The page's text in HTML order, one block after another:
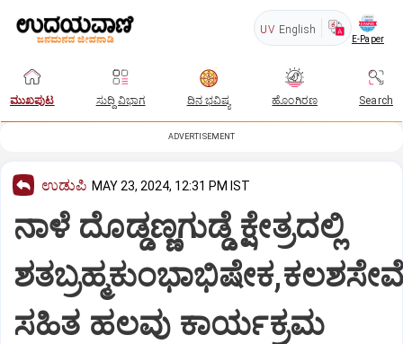
UV English
E-Paper
ಮುಖಪುಟ ಸುದ್ದಿ ವಿಭಾಗ ದಿನ ಭವಿಷ್ಯ ಹೊಂಗಿರಣ Search
ADVERTISEMENT
ಉಡುಪಿ MAY 23, 2024, 12:31 PM IST
ನಾಳೆ ದೊಡ್ಡಣ್ಣಗುಡ್ಡೆ ಕ್ಷೇತ್ರದಲ್ಲಿ
ಸಹಿತ ಹಲವು ಕಾರ್ಯಕ್ರಮ